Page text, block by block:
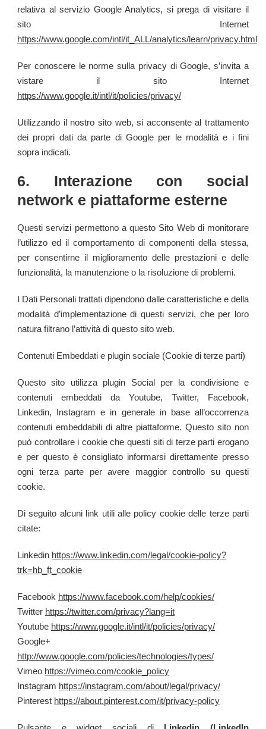
relativa al servizio Google Analytics, si prega di visitare il
sito Internet
https://www.google.com/intl/it_ALL/analytics/learn/privacy.html
Per conoscere le norme sulla privacy di Google, s’invita a
vistare il sito Internet
https://www.google.it/intl/it/policies/privacy/
Utilizzando il nostro sito web, si acconsente al trattamento
dei propri dati da parte di Google per le modalità e i fini
sopra indicati.
6. Interazione con social
network e piattaforme esterne
Questi servizi permettono a questo Sito Web di monitorare
l’utilizzo ed il comportamento di componenti della stessa,
per consentirne il miglioramento delle prestazioni e delle
funzionalità, la manutenzione o la risoluzione di problemi.
I Dati Personali trattati dipendono dalle caratteristiche e della
modalità d’implementazione di questi servizi, che per loro
natura filtrano l’attività di questo sito web.
Contenuti Embeddati e plugin sociale (Cookie di terze parti)
Questo sito utilizza plugin Social per la condivisione e
contenuti embeddati da Youtube, Twitter, Facebook,
Linkedin, Instagram e in generale in base all’occorrenza
contenuti embeddabili di altre piattaforme. Questo sito non
può controllare i cookie che questi siti di terze parti erogano
e per questo è consigliato informarsi direttamente presso
ogni terza parte per avere maggior controllo su questi
cookie.
Di seguito alcuni link utili alle policy cookie delle terze parti
citate:
Linkedin https://www.linkedin.com/legal/cookie-policy?
trk=hb_ft_cookie
Facebook https://www.facebook.com/help/cookies/
Twitter https://twitter.com/privacy?lang=it
Youtube https://www.google.it/intl/it/policies/privacy/
Google+
http://www.google.com/policies/technologies/types/
Vimeo https://vimeo.com/cookie_policy
Instagram https://instagram.com/about/legal/privacy/
Pinterest https://about.pinterest.com/it/privacy-policy